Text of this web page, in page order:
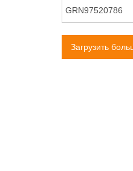
GRN97520786
Загрузить